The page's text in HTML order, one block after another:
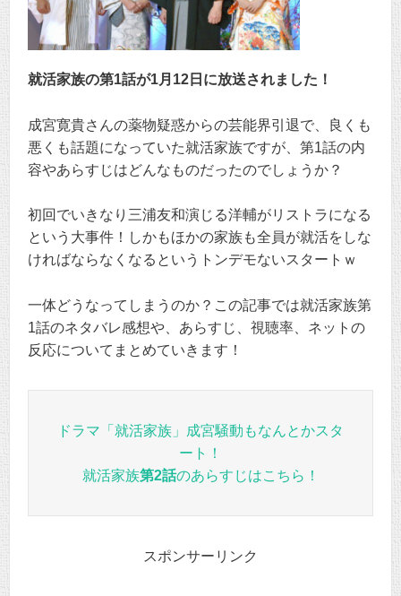
就活家族の第1話が1月12日に放送されました！
成宮寛貴さんの薬物疑惑からの芸能界引退で、良くも
悪くも話題になっていた就活家族ですが、第1話の内
容やあらすじはどんなものだったのでしょうか？
初回でいきなり三浦友和演じる洋輔がリストラになる
という大事件！しかもほかの家族も全員が就活をしな
ければならなくなるというトンデモないスタートｗ
一体どうなってしまうのか？この記事では就活家族第
1話のネタバレ感想や、あらすじ、視聴率、ネットの
反応についてまとめていきます！
ドラマ「就活家族」成宮騒動もなんとかスタ
ート！
就活家族第2話のあらすじはこちら！
スポンサーリンク